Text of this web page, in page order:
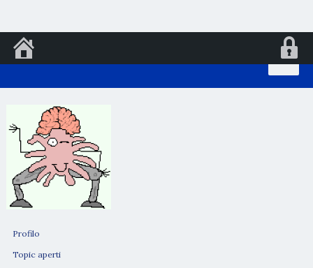
al
Profilo
Topic aperti